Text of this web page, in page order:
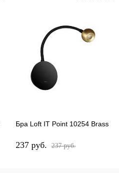
Бра Loft IT Point 10254 Brass
237 pуб. 237 pуб.